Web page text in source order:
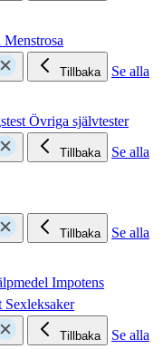
Menstrosa
Tillbaka
Se alla
Övriga självtester
Tillbaka
Se alla
Tillbaka
Se alla
Impotens
Sexleksaker
Tillbaka
Se alla